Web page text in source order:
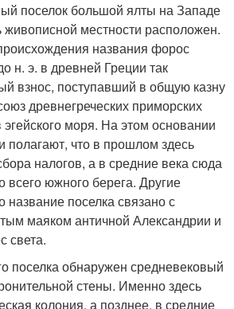
поселок большой ялты на Западе
местности расположен.
названия форос
н. э. в древней Греции так
взнос, поступавший в общую казну
древнегреческих приморских
эгейского моря. На этом основании
полагают, что в прошлом здесь
налогов, а в средние века сюда
всего южного берега. Другие
название поселка связано с
маяком античной Александрии и
света.
поселка обнаружен средневековый
стены. Именно здесь
колония, а позднее, в средние